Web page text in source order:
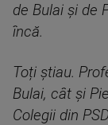
de Bulai și de
încă.
Toți știau.
Bulai, cât și
Colegii din